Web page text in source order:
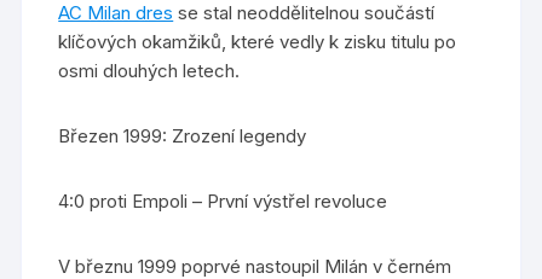
AC Milan dres se stal neoddělitelnou součástí
klíčových okamžiků, které vedly k zisku titulu po
osmi dlouhých letech.
Březen 1999: Zrození legendy
4:0 proti Empoli – První výstřel revoluce
V březnu 1999 poprvé nastoupil Milán v černém